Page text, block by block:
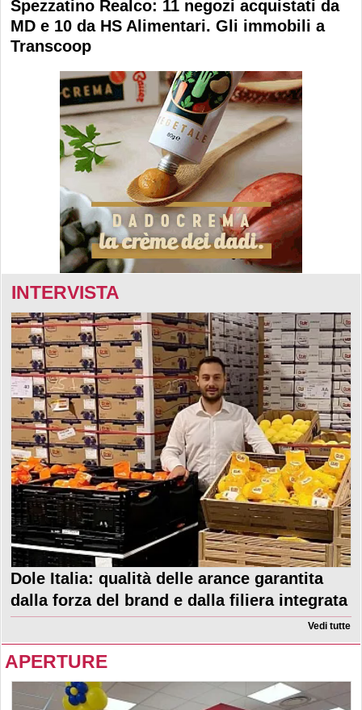
Spezzatino Realco: 11 negozi acquistati da
MD e 10 da HS Alimentari. Gli immobili a
Transcoop
INTERVISTA
Dole Italia: qualità delle arance garantita
dalla forza del brand e dalla filiera integrata
Vedi tutte
APERTURE